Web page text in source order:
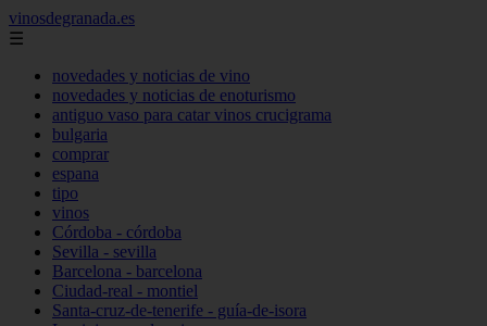
vinosdegranada.es
☰
novedades y noticias de vino
novedades y noticias de enoturismo
antiguo vaso para catar vinos crucigrama
bulgaria
comprar
espana
tipo
vinos
Córdoba - córdoba
Sevilla - sevilla
Barcelona - barcelona
Ciudad-real - montiel
Santa-cruz-de-tenerife - guía-de-isora